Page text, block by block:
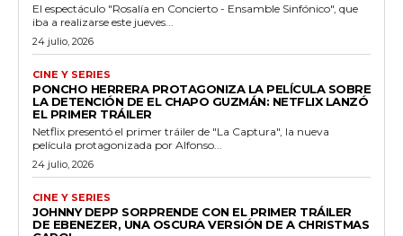
El espectáculo "Rosalía en Concierto - Ensamble Sinfónico", que
iba a realizarse este jueves...
24 julio, 2026
CINE Y SERIES
PONCHO HERRERA PROTAGONIZA LA PELÍCULA SOBRE
LA DETENCIÓN DE EL CHAPO GUZMÁN: NETFLIX LANZÓ
EL PRIMER TRÁILER
Netflix presentó el primer tráiler de "La Captura", la nueva
película protagonizada por Alfonso...
24 julio, 2026
CINE Y SERIES
JOHNNY DEPP SORPRENDE CON EL PRIMER TRÁILER
DE EBENEZER, UNA OSCURA VERSIÓN DE A CHRISTMAS